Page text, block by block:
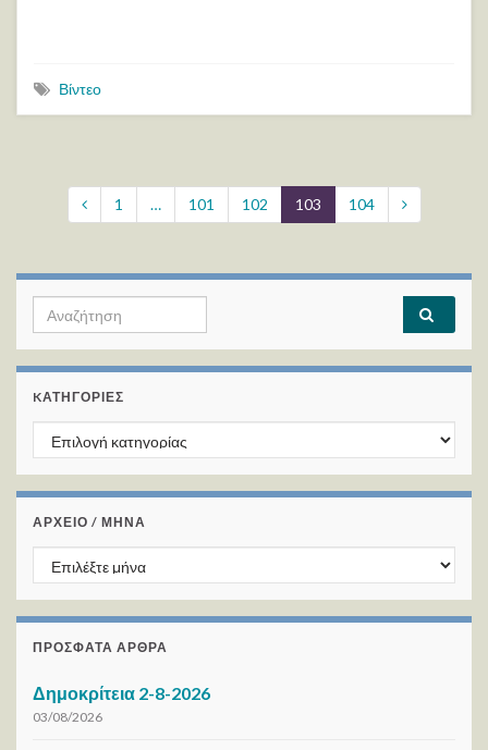
Βίντεο
1 … 101 102 103 104
Search for:
KΑΤΗΓΟΡΊΕΣ
Kατηγορίες
ΑΡΧΕΙΟ / ΜΗΝΑ
ΑΡΧΕΙΟ / ΜΗΝΑ
ΠΡΌΣΦΑΤΑ ΆΡΘΡΑ
Δημοκρίτεια 2-8-2026
03/08/2026